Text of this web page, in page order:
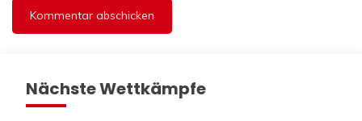
Nächste Wettkämpfe